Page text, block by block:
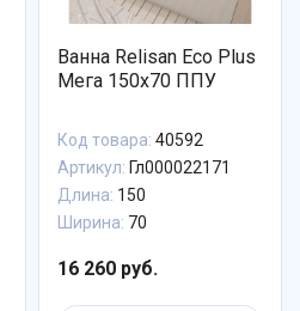
Ванна Relisan Eco Plus
Мега 150х70 ППУ
Код товара: 40592
Артикул: Гл000022171
Длина: 150
Ширина: 70
16 260 руб.